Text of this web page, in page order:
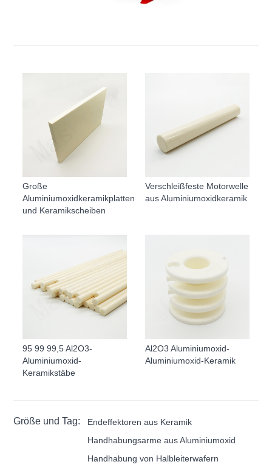
Große
Aluminiumoxidkeramikplatten
und Keramikscheiben
Verschleißfeste Motorwelle
aus Aluminiumoxidkeramik
95 99 99,5 Al2O3-
Aluminiumoxid-
Keramikstäbe
Al2O3 Aluminiumoxid-
Aluminiumoxid-Keramik
Größe und Tag:
Endeffektoren aus Keramik
Handhabungsarme aus Aluminiumoxid
Handhabung von Halbleiterwafern